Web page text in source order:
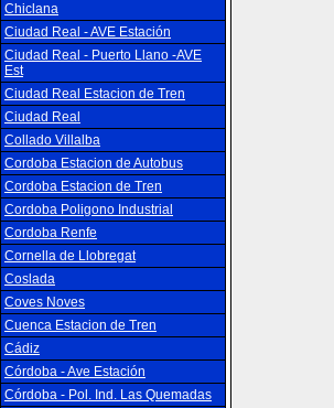
Chiclana
Ciudad Real - AVE Estación
Ciudad Real - Puerto Llano -AVE
Est
Ciudad Real Estacion de Tren
Ciudad Real
Collado Villalba
Cordoba Estacion de Autobus
Cordoba Estacion de Tren
Cordoba Poligono Industrial
Cordoba Renfe
Cornella de Llobregat
Coslada
Coves Noves
Cuenca Estacion de Tren
Cádiz
Córdoba - Ave Estación
Córdoba - Pol. Ind. Las Quemadas